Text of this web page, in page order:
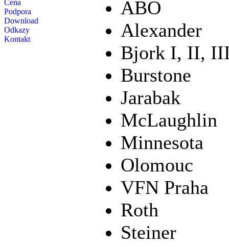
Cena
Podpora
Download
Odkazy
Kontakt
ABO
Alexander
Bjork I, II,
Burstone
Jarabak
McLaughlin
Minnesota
Olomouc
VFN Praha
Roth
Steiner